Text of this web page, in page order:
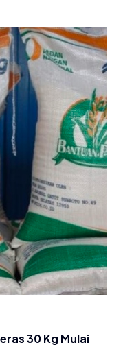
30 Kg Mulai